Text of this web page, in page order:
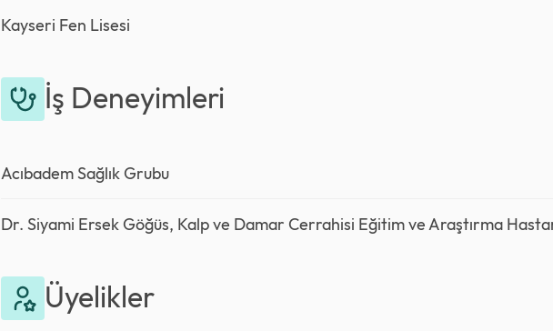
Kayseri Fen Lisesi
İş Deneyimleri
Acıbadem Sağlık Grubu
Dr. Siyami Ersek Göğüs, Kalp ve Damar Cerrahisi Eğitim ve Araştırma
Üyelikler